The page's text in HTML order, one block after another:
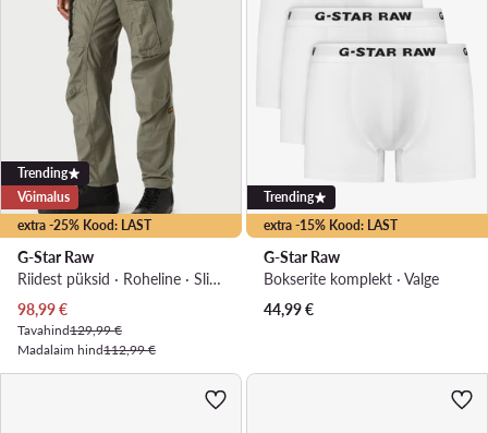
extra -25% Kood: LAST
Trending
Võimalus
G-Star Raw
Riidest püksid · Roheline · Slim Fit
Praegune hind
98,99€
Tavahind129,99 €
Madalaim hind112,99 €
extra -15% Kood: LAST
Trending
G-Star Raw
Bokserite komplekt · Valge
44,99€